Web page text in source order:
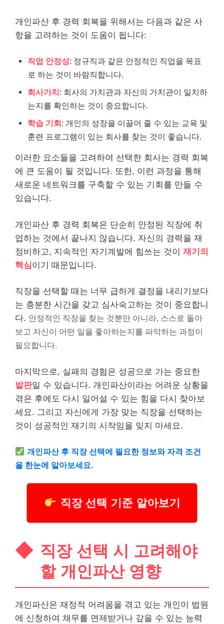
개인파산 후 경력 회복을 위해서는 다음과 같은 사
항을 고려하는 것이 도움이 됩니다:
직업 안정성: 정규직과 같은 안정적인 직업을 목표
로 하는 것이 바람직합니다.
회사가치: 회사의 가치관과 자신의 가치관이 일치하
는지를 확인하는 것이 중요합니다.
학습 기회: 개인의 성장을 이끌어 줄 수 있는 교육 및
훈련 프로그램이 있는 회사를 찾는 것이 좋습니다.
이러한 요소들을 고려하여 선택한 회사는 경력 회복
에 큰 도움이 될 것입니다. 또한, 이런 과정을 통해
새로운 네트워크를 구축할 수 있는 기회를 만들 수
있습니다.
개인파산 후 경력 회복은 단순히 안정된 직장에 취
업하는 것에서 끝나지 않습니다. 자신의 경력을 재
정비하고, 지속적인 자기계발에 힘쓰는 것이 재기의
핵심이기 때문입니다.
직장을 선택할 때는 너무 급하게 결정을 내리기보다
는 충분한 시간을 갖고 심사숙고하는 것이 중요합니
다. 안정적인 직장을 찾는 것뿐만 아니라, 스스로 돌아
보고 자신이 어떤 일을 좋아하는지를 파악하는 과정이
필요합니다.
마지막으로, 실패의 경험은 성공으로 가는 중요한
발판일 수 있습니다. 개인파산이라는 어려운 상황을
겪은 후에도 다시 일어설 수 있는 힘을 다시 찾아보
세요. 그리고 자신에게 가장 맞는 직장을 선택하는
것이 성공적인 재기의 시작임을 잊지 마세요.
개인파산 후 직장 선택에 필요한 정보와 자격 조건
을 한눈에 알아보세요.
직장 선택 기준 알아보기
직장 선택 시 고려해야
할 개인파산 영향
개인파산은 재정적 어려움을 겪고 있는 개인이 법원
에 신청하여 채무를 면제받거나 갚을 수 있는 능력